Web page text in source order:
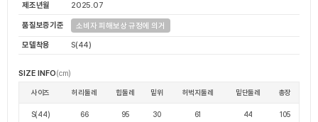
제조년월
2025.07
품질보증기준 소비자 피해보상 규정에 의거
모델착용 S(44)
SIZE INFO(cm)
사이즈 허리둘레 힙둘레 밑위 허벅지둘레 밑단둘레 총장
S(44) 66 95 30 61 44 105